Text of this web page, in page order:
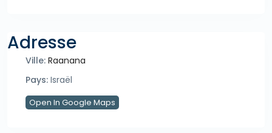
Adresse
Ville: Raanana
Pays: Israël
Open In Google Maps